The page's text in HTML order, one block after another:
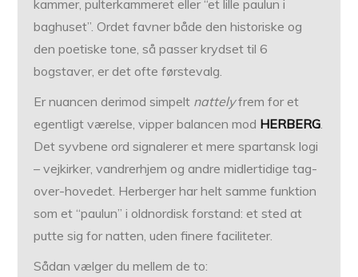
kammer, pulterkammeret eller “et lille paulun i
baghuset”. Ordet favner både den historiske og
den poetiske tone, så passer krydset til 6
bogstaver, er det ofte førstevalg.
Er nuancen derimod simpelt nattelyfrem for et
egentligt værelse, vipper balancen mod HERBERG
Det syvbene ord signalerer et mere spartansk logi
– vejkirker, vandrerhjem og andre midlertidige tag-
over-hovedet. Herberger har helt samme funktion
som et “paulun” i oldnordisk forstand: et sted at
putte sig for natten, uden finere faciliteter.
Sådan vælger du mellem de to: